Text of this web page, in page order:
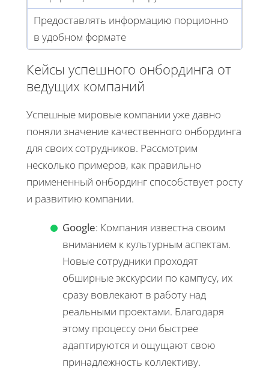
Предоставлять информацию порционно
в удобном формате
Кейсы успешного онбординга от
ведущих компаний
Успешные мировые компании уже давно
поняли значение качественного онбординга
для своих сотрудников. Рассмотрим
несколько примеров, как правильно
примененный онбординг способствует росту
и развитию компании.
Google: Компания известна своим
вниманием к культурным аспектам.
Новые сотрудники проходят
обширные экскурсии по кампусу, их
сразу вовлекают в работу над
реальными проектами. Благодаря
этому процессу они быстрее
адаптируются и ощущают свою
принадлежность коллективу.